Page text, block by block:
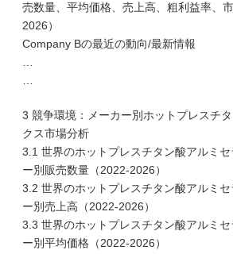
売数量、平均価格、売上高、粗利益率、
2026）
Company Bの最近の動向/最新情報
3 競争環境：メーカー別ホットプレスチ
クス市場分析
3.1 世界のホットプレスチタン酸アルミ
ー別販売数量（2022-2026）
3.2 世界のホットプレスチタン酸アルミ
ー別売上高（2022-2026）
3.3 世界のホットプレスチタン酸アルミ
ー別平均価格（2022-2026）